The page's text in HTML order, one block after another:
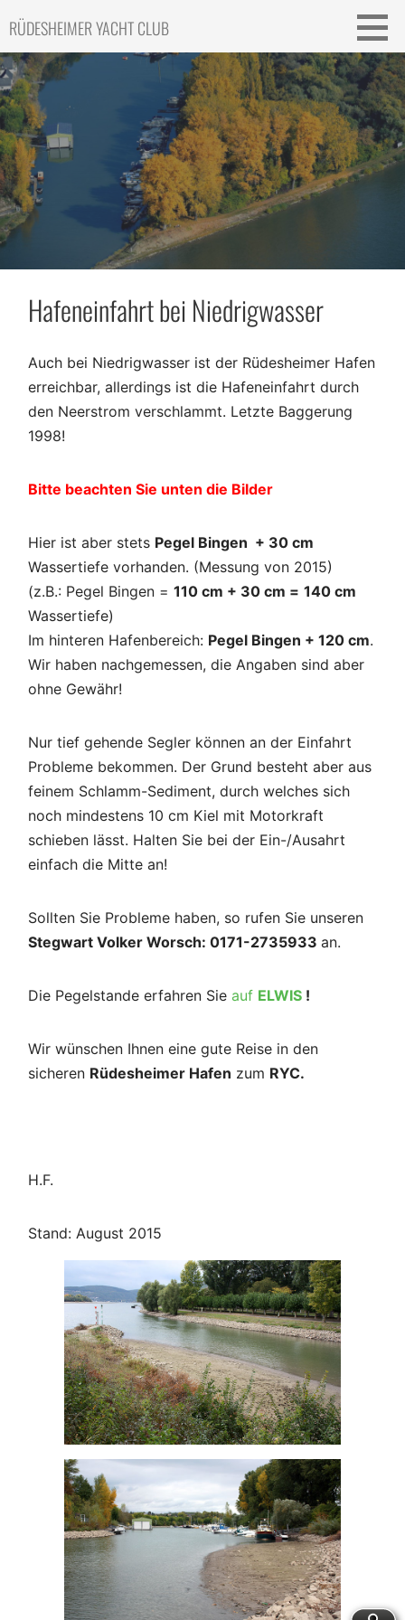
content
RÜDESHEIMER YACHT CLUB
Hafeneinfahrt bei Niedrigwasser
Auch bei Niedrigwasser ist der Rüdesheimer Hafen
erreichbar, allerdings ist die Hafeneinfahrt durch
den Neerstrom verschlammt. Letzte Baggerung
1998!
Bitte beachten Sie unten die Bilder
Hier ist aber stets Pegel Bingen + 30 cm
Wassertiefe vorhanden. (Messung von 2015)
(z.B.: Pegel Bingen = 110 cm + 30 cm = 140 cm
Wassertiefe)
Im hinteren Hafenbereich: Pegel Bingen + 120 cm.
Wir haben nachgemessen, die Angaben sind aber
ohne Gewähr!
Nur tief gehende Segler können an der Einfahrt
Probleme bekommen. Der Grund besteht aber aus
feinem Schlamm-Sediment, durch welches sich
noch mindestens 10 cm Kiel mit Motorkraft
schieben lässt. Halten Sie bei der Ein-/Ausahrt
einfach die Mitte an!
Sollten Sie Probleme haben, so rufen Sie unseren
Stegwart Volker Worsch: 0171-2735933 an.
Die Pegelstande erfahren Sie auf ELWIS !
Wir wünschen Ihnen eine gute Reise in den
sicheren Rüdesheimer Hafen zum RYC.
H.F.
Stand: August 2015